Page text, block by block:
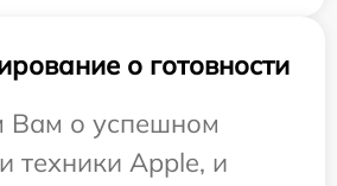
о готовности
о успешном
техники Apple, и